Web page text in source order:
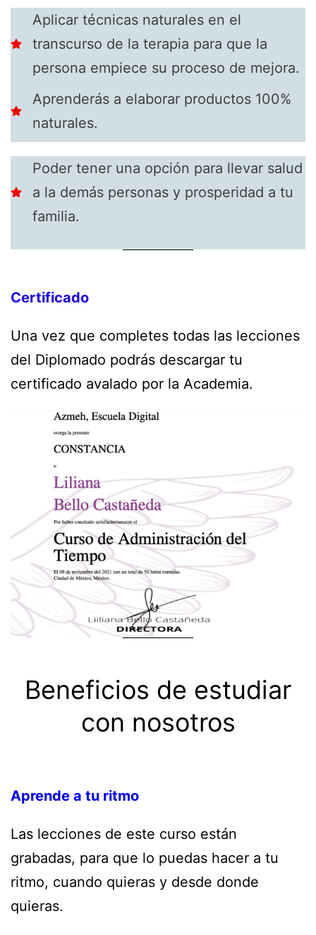
Aplicar técnicas naturales en el
transcurso de la terapia para que la
persona empiece su proceso de mejora.
Aprenderás a elaborar productos 100%
naturales.
Poder tener una opción para llevar salud
a la demás personas y prosperidad a tu
familia.
Certificado
Una vez que completes todas las lecciones
del Diplomado podrás descargar tu
certificado avalado por la Academia.
Beneficios de estudiar
con nosotros
Aprende a tu ritmo
Las lecciones de este curso están
grabadas, para que lo puedas hacer a tu
ritmo, cuando quieras y desde donde
quieras.